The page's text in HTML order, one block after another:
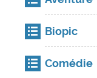
Biopic
Comédie